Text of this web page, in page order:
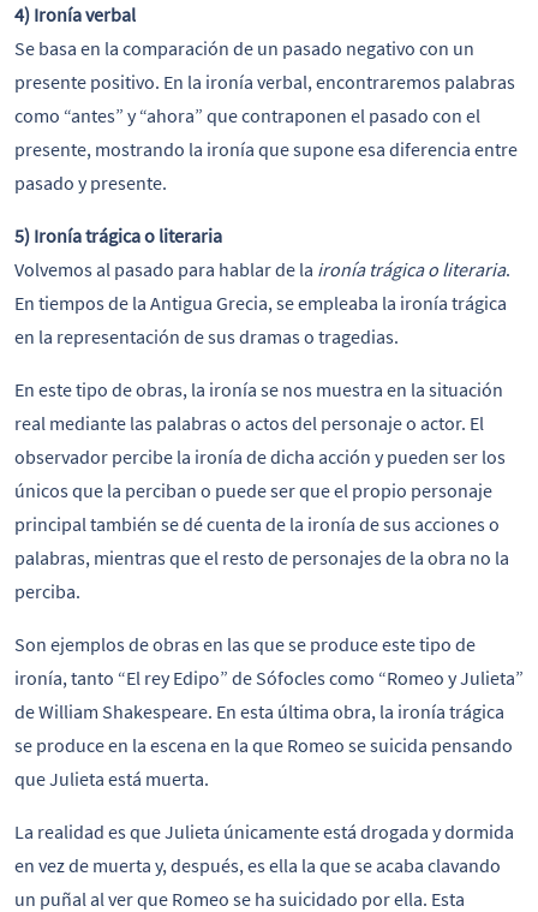
4) Ironía verbal
Se basa en la comparación de un pasado negativo con un
presente positivo. En la ironía verbal, encontraremos palabras
como “antes” y “ahora” que contraponen el pasado con el
presente, mostrando la ironía que supone esa diferencia entre
pasado y presente.
5) Ironía trágica o literaria
Volvemos al pasado para hablar de la ironía trágica o literaria.
En tiempos de la Antigua Grecia, se empleaba la ironía trágica
en la representación de sus dramas o tragedias.
En este tipo de obras, la ironía se nos muestra en la situación
real mediante las palabras o actos del personaje o actor. El
observador percibe la ironía de dicha acción y pueden ser los
únicos que la perciban o puede ser que el propio personaje
principal también se dé cuenta de la ironía de sus acciones o
palabras, mientras que el resto de personajes de la obra no la
perciba.
Son ejemplos de obras en las que se produce este tipo de
ironía, tanto “El rey Edipo” de Sófocles como “Romeo y Julieta”
de William Shakespeare. En esta última obra, la ironía trágica
se produce en la escena en la que Romeo se suicida pensando
que Julieta está muerta.
La realidad es que Julieta únicamente está drogada y dormida
en vez de muerta y, después, es ella la que se acaba clavando
un puñal al ver que Romeo se ha suicidado por ella. Esta